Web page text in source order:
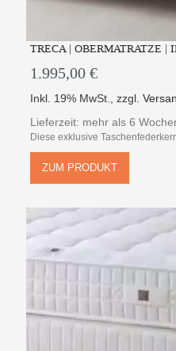
TRECA | OBERMATRATZE |
1.995,00 €
Inkl. 19% MwSt.,zzgl.
Lieferzeit: mehr als 6
Diese exklusive
ZUM PRODUKT